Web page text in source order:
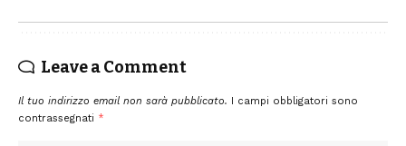
Leave a Comment
Il tuo indirizzo email non sarà pubblicato. I campi obbligatori sono
contrassegnati *